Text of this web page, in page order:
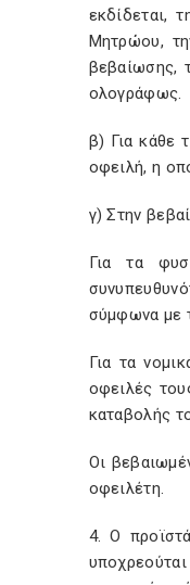
εκδίδεται,
Μητρώου,
βεβαίωσης,
ολογράφως.
β) Για κάθε
οφειλή, η
γ) Στην
Για τα
σύμφωνα με
Για τα
οφειλές
καταβολής
Οι
οφειλέτη.
4. Ο